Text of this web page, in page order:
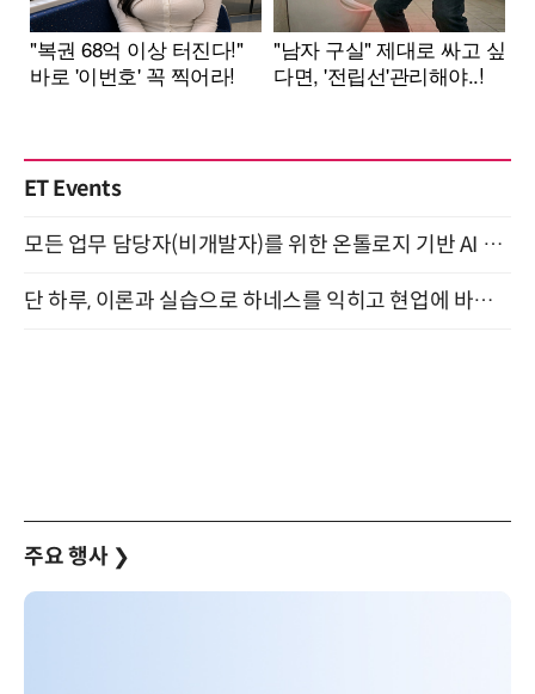
ET Events
모든 업무 담당자(비개발자)를 위한 온톨로지 기반 AI 지식체계 설계 1-day 워크숍 8월 20일 개최
단 하루, 이론과 실습으로 하네스를 익히고 현업에 바로 쓰는 핸즈온 워크숍 (8/20)
주요 행사 ❯